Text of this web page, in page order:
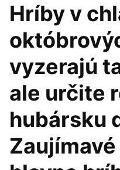
Hríby v
vyzerajú
ale určite
hubársku